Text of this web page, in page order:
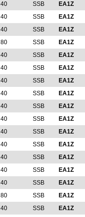
40 SSB EA1Z
40 SSB EA1Z
40 SSB EA1Z
80 SSB EA1Z
40 SSB EA1Z
40 SSB EA1Z
40 SSB EA1Z
40 SSB EA1Z
40 SSB EA1Z
40 SSB EA1Z
40 SSB EA1Z
40 SSB EA1Z
40 SSB EA1Z
40 SSB EA1Z
40 SSB EA1Z
80 SSB EA1Z
40 SSB EA1Z